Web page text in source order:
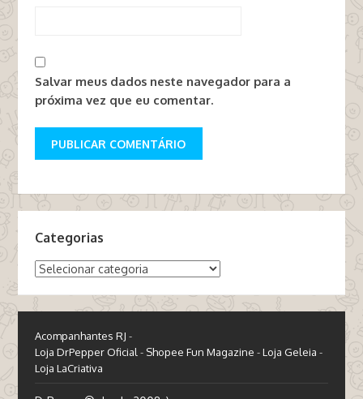
Salvar meus dados neste navegador para a
próxima vez que eu comentar.
Categorias
Categorias
Acompanhantes RJ -
Loja DrPepper Oficial- Shopee Fun Magazine -Loja Geleia -
Loja LaCriativa